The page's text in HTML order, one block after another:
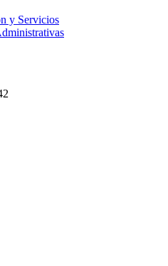
y Servicios